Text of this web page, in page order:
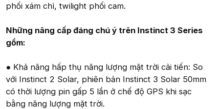
phối xám chì, twilight phối cam.
Những nâng cấp đáng chú ý trên Instinct 3 Series
gồm:
● Khả năng hấp thụ năng lượng mặt trời cải tiến: So
với Instinct 2 Solar, phiên bản Instinct 3 Solar 50mm
có thời lượng pin gấp 5 lần ở chế độ GPS khi sạc
bằng năng lượng mặt trời.